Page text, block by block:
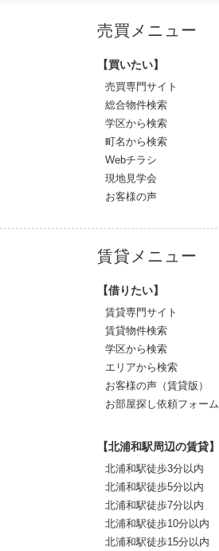
売買メニュー
【買いたい】
売買専門サイト
総合物件検索
学区から検索
町名から検索
Webチラシ
現地見学会
お客様の声
賃貸メニュー
【借りたい】
賃貸専門サイト
賃貸物件検索
学区から検索
エリアから検索
お客様の声（賃貸版）
お部屋探し依頼フォーム
【北浦和駅周辺の賃貸】
北浦和駅徒歩3分以内
北浦和駅徒歩5分以内
北浦和駅徒歩7分以内
北浦和駅徒歩10分以内
北浦和駅徒歩15分以内